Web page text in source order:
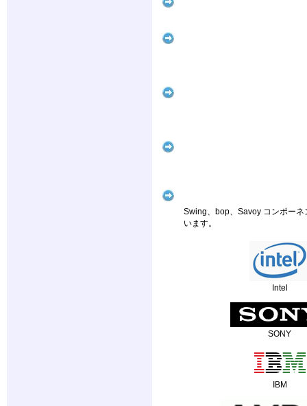
Swing、bop、Savoy コンポー
います。
Intel
SONY
IBM